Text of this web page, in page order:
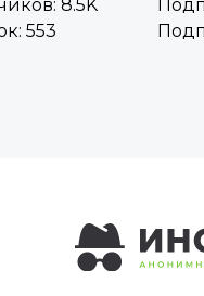
8.5K
553